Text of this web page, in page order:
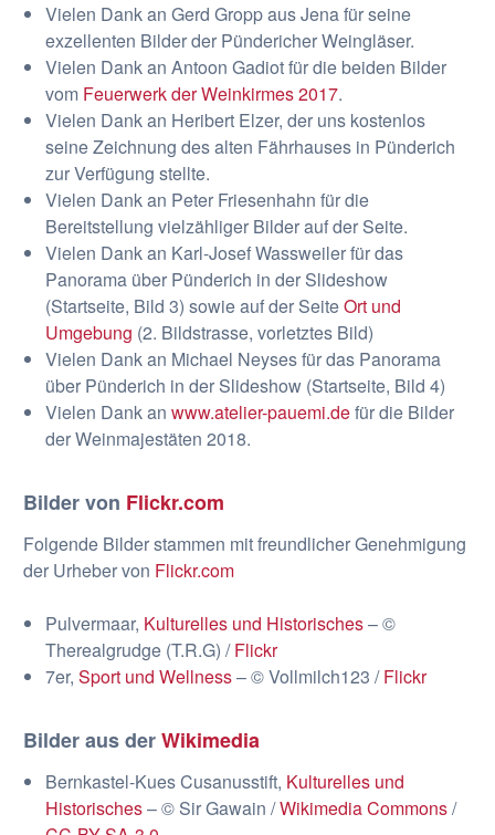
Vielen Dank an Gerd Gropp aus Jena für seine
exzellenten Bilder der Pündericher Weingläser.
Vielen Dank an Antoon Gadiot für die beiden Bilder
vom Feuerwerk der Weinkirmes 2017.
Vielen Dank an Heribert Elzer, der uns kostenlos
seine Zeichnung des alten Fährhauses in Pünderich
zur Verfügung stellte.
Vielen Dank an Peter Friesenhahn für die
Bereitstellung vielzähliger Bilder auf der Seite.
Vielen Dank an Karl-Josef Wassweiler für das
Panorama über Pünderich in der Slideshow
(Startseite, Bild 3) sowie auf der SeiteOrt und
Umgebung (2. Bildstrasse, vorletztes Bild)
Vielen Dank an Michael Neyses für das Panorama
über Pünderich in der Slideshow (Startseite, Bild 4)
Vielen Dank an www.atelier-pauemi.defür die Bilder
der Weinmajestäten 2018.
Bilder von Flickr.com
Folgende Bilder stammen mit freundlicher Genehmigung
der Urheber von Flickr.com
Pulvermaar, Kulturelles und Historisches– ©
Therealgrudge (T.R.G) /Flickr
7er, Sport und Wellness– © Vollmilch123 /Flickr
Bilder aus derWikimedia
Bernkastel-Kues Cusanusstift, Kulturelles und
Historisches– © Sir Gawain /Wikimedia Commons/